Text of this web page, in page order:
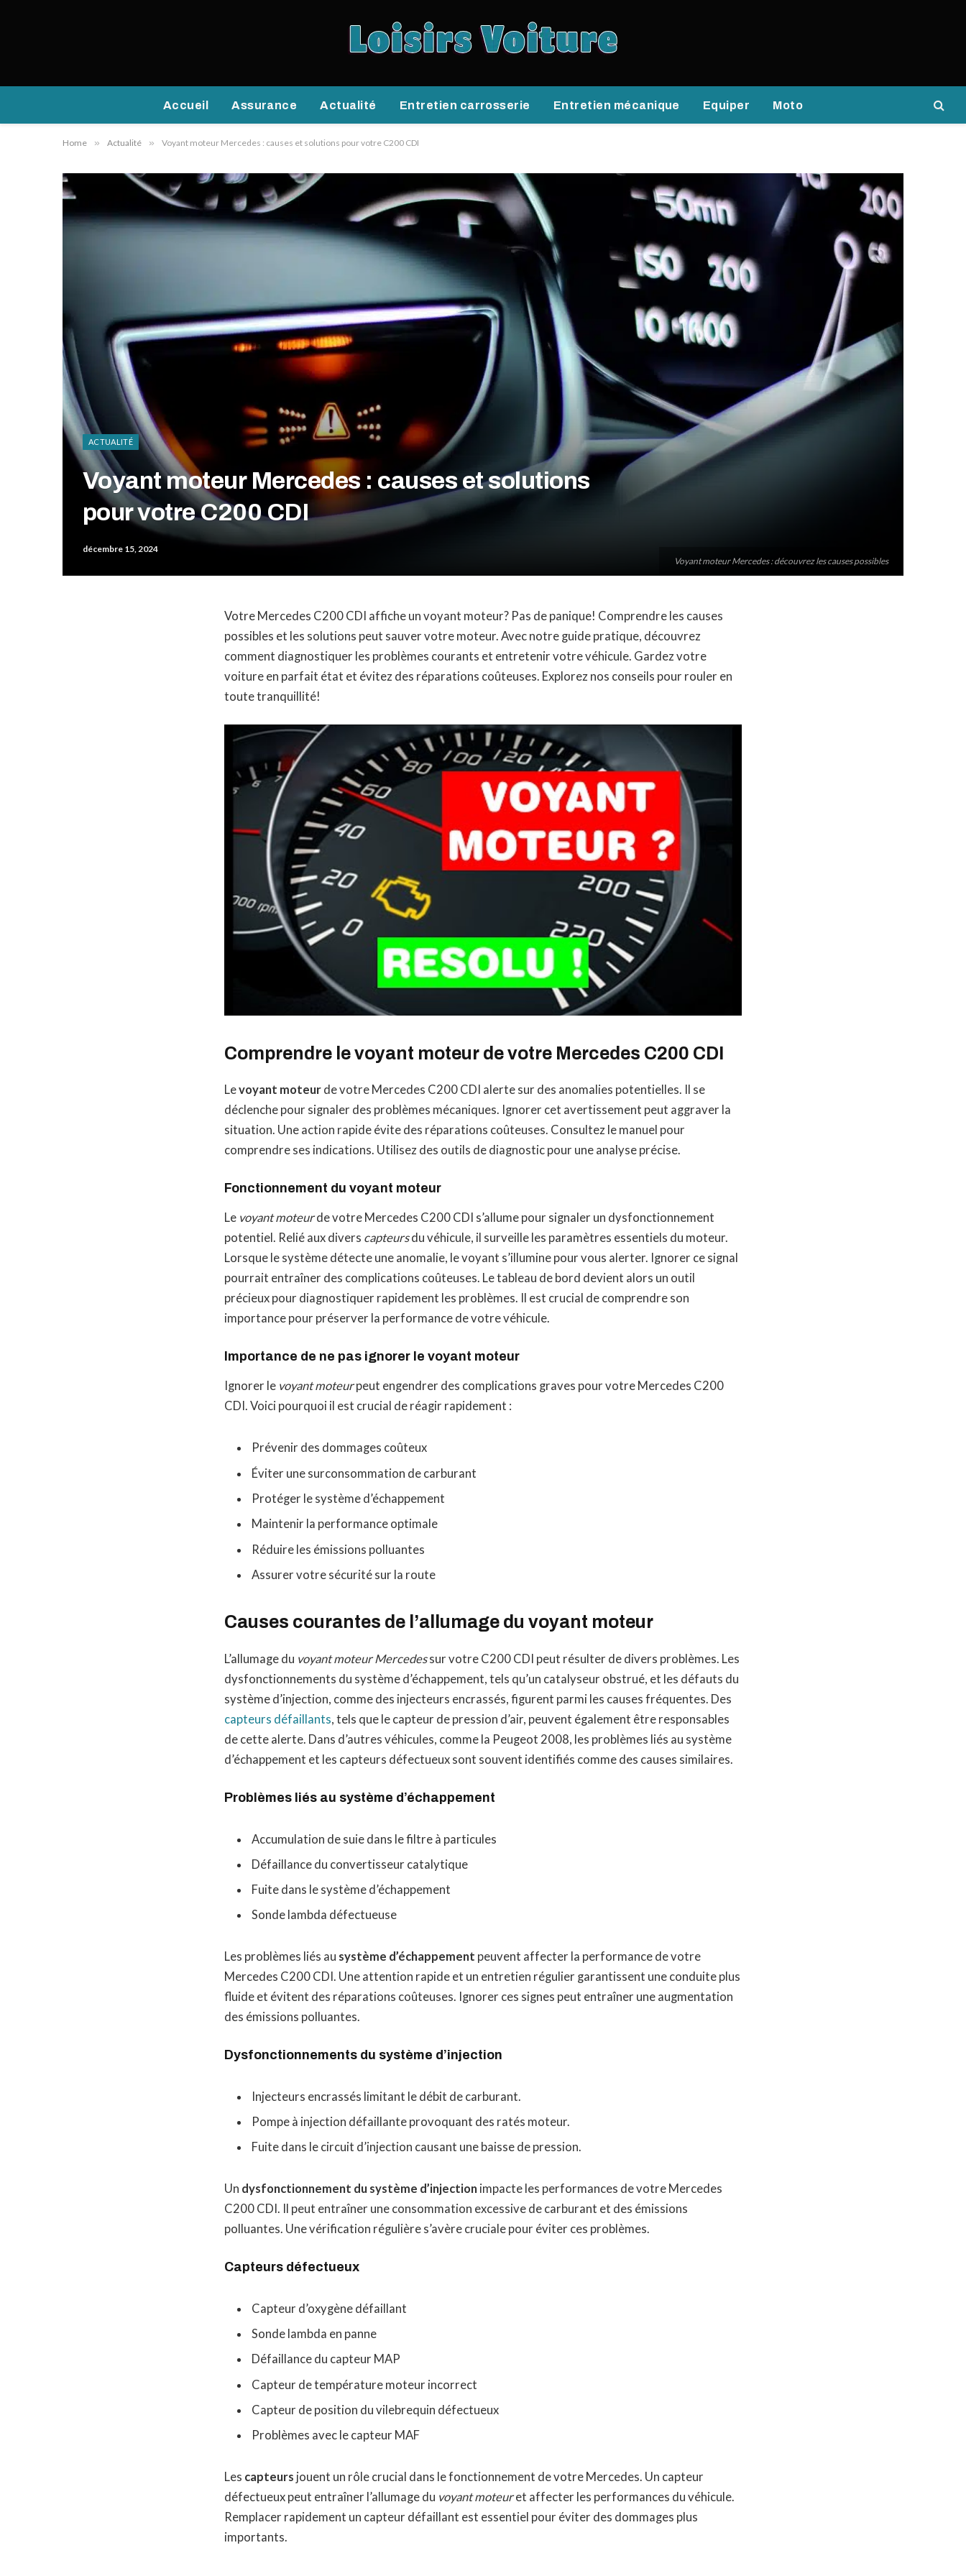
Accueil Assurance Actualité Entretien carrosserie Entretien mécanique Equiper Moto
Home » Actualité » Voyant moteur Mercedes : causes et solutions pour votre C200 CDI
Voyant moteur Mercedes : découvrez les causes possibles
ACTUALITÉ
Voyant moteur Mercedes : causes et solutions
pour votre C200 CDI
décembre 15, 2024
Votre Mercedes C200 CDI affiche un voyant moteur? Pas de panique! Comprendre les causes
possibles et les solutions peut sauver votre moteur. Avec notre guide pratique, découvrez
comment diagnostiquer les problèmes courants et entretenir votre véhicule. Gardez votre
voiture en parfait état et évitez des réparations coûteuses. Explorez nos conseils pour rouler en
toute tranquillité!
Comprendre le voyant moteur de votre Mercedes C200 CDI
Levoyant moteur de votre Mercedes C200 CDI alerte sur des anomalies potentielles. Il se
déclenche pour signaler des problèmes mécaniques. Ignorer cet avertissement peut aggraver la
situation. Une action rapide évite des réparations coûteuses. Consultez le manuel pour
comprendre ses indications. Utilisez des outils de diagnostic pour une analyse précise.
Fonctionnement du voyant moteur
Le voyant moteurde votre Mercedes C200 CDI s’allume pour signaler un dysfonctionnement
potentiel. Relié aux divers capteursdu véhicule, il surveille les paramètres essentiels du moteur.
Lorsque le système détecte une anomalie, le voyant s’illumine pour vous alerter. Ignorer ce signal
pourrait entraîner des complications coûteuses. Le tableau de bord devient alors un outil
précieux pour diagnostiquer rapidement les problèmes. Il est crucial de comprendre son
importance pour préserver la performance de votre véhicule.
Importance de ne pas ignorer le voyant moteur
Ignorer le voyant moteurpeut engendrer des complications graves pour votre Mercedes C200
CDI. Voici pourquoi il est crucial de réagir rapidement :
Prévenir des dommages coûteux
Éviter une surconsommation de carburant
Protéger le système d’échappement
Maintenir la performance optimale
Réduire les émissions polluantes
Assurer votre sécurité sur la route
Causes courantes de l’allumage du voyant moteur
L’allumage du voyant moteur Mercedessur votre C200 CDI peut résulter de divers problèmes. Les
dysfonctionnements du système d’échappement, tels qu’un catalyseur obstrué, et les défauts du
système d’injection, comme des injecteurs encrassés, figurent parmi les causes fréquentes. Des
capteurs défaillants, tels que le capteur de pression d’air, peuvent également être responsables
de cette alerte. Dans d’autres véhicules, comme la Peugeot 2008, les problèmes liés au système
d’échappement et les capteurs défectueux sont souvent identifiés comme des causes similaires.
Problèmes liés au système d’échappement
Accumulation de suie dans le filtre à particules
Défaillance du convertisseur catalytique
Fuite dans le système d’échappement
Sonde lambda défectueuse
Les problèmes liés au système d’échappement peuvent affecter la performance de votre
Mercedes C200 CDI. Une attention rapide et un entretien régulier garantissent une conduite plus
fluide et évitent des réparations coûteuses. Ignorer ces signes peut entraîner une augmentation
des émissions polluantes.
Dysfonctionnements du système d’injection
Injecteurs encrassés limitant le débit de carburant.
Pompe à injection défaillante provoquant des ratés moteur.
Fuite dans le circuit d’injection causant une baisse de pression.
Un dysfonctionnement du système d’injection impacte les performances de votre Mercedes
C200 CDI. Il peut entraîner une consommation excessive de carburant et des émissions
polluantes. Une vérification régulière s’avère cruciale pour éviter ces problèmes.
Capteurs défectueux
Capteur d’oxygène défaillant
Sonde lambda en panne
Défaillance du capteur MAP
Capteur de température moteur incorrect
Capteur de position du vilebrequin défectueux
Problèmes avec le capteur MAF
Les capteurs jouent un rôle crucial dans le fonctionnement de votre Mercedes. Un capteur
défectueux peut entraîner l’allumage du voyant moteuret affecter les performances du véhicule.
Remplacer rapidement un capteur défaillant est essentiel pour éviter des dommages plus
importants.